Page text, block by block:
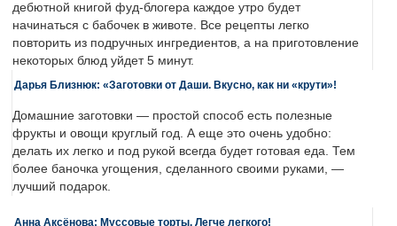
дебютной книгой фуд-блогера каждое утро будет
начинаться с бабочек в животе. Все рецепты легко
повторить из подручных ингредиентов, а на приготовление
некоторых блюд уйдет 5 минут.
Дарья Близнюк: «Заготовки от Даши. Вкусно, как ни «крути»!
Домашние заготовки — простой способ есть полезные
фрукты и овощи круглый год. А еще это очень удобно:
делать их легко и под рукой всегда будет готовая еда. Тем
более баночка угощения, сделанного своими руками, —
лучший подарок.
Анна Аксёнова: Муссовые торты. Легче легкого!